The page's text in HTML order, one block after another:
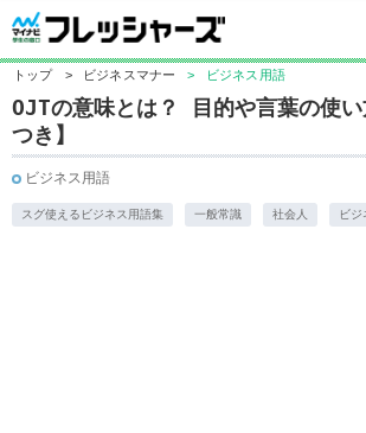
トップ > ビジネスマナー > ビジネス用語
OJTの意味とは？ 目的や言葉の使
つき】
ビジネス用語
スグ使えるビジネス用語集 一般常識 社会人 ビ